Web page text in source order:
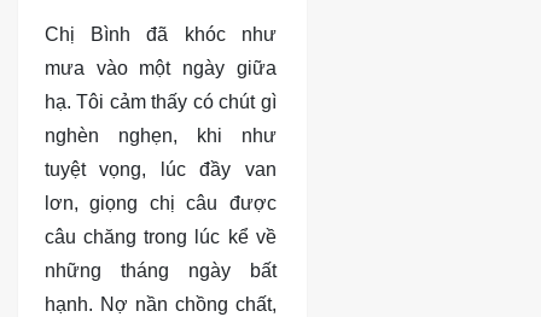
TRANG
CHỦ
KHOÁ
HỌC
DỊCH
VỤ
BÀI
VIẾT
Chị Bình đã khóc như
mưa vào một ngày giữa
hạ. Tôi cảm thấy có chút gì
nghèn nghẹn, khi như
tuyệt vọng, lúc đầy van
lơn, giọng chị câu được
câu chăng trong lúc kể về
những tháng ngày bất
hạnh. Nợ nần chồng chất,